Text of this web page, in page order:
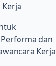
dan
Kerja